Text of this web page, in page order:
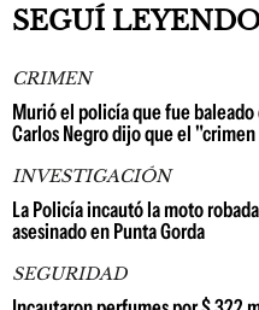
SEGUÍ
CRIMEN
Murió el policía que fue
Carlos Negro dijo que el
INVESTIGACIÓN
La Policía incautó la moto
asesinado en Punta Gorda
SEGURIDAD